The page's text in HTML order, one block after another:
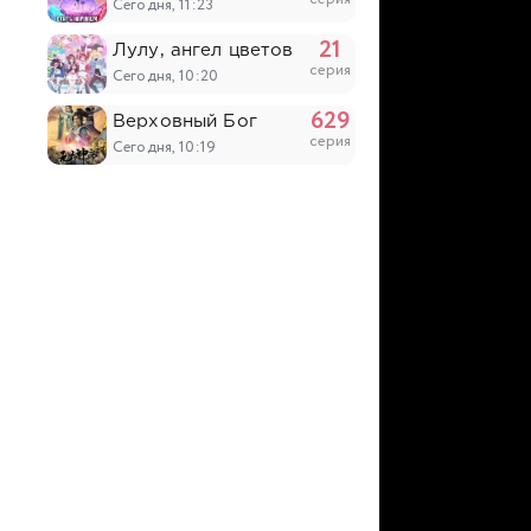
Сегодня, 11:23
Лулу, ангел цветов
Сегодня, 10:20
21
серия
Верховный Бог
Сегодня, 10:19
629
серия